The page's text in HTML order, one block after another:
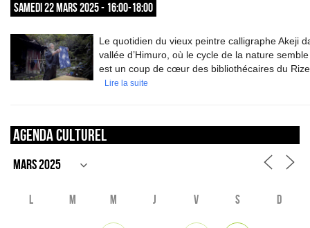
SAMEDI 22 MARS 2025 - 16:00-18:00
Le quotidien du vieux peintre calligraphe Akeji
vallée d’Himuro, où le cycle de la nature
est un coup de cœur des bibliothécaires du
Lire la suite
Agenda culturel
L M M J V S D